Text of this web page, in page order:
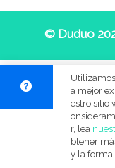
Idiomas del dudú
Cerrar
© Duduo
a mejor
estro sitio
r, lea
btener
y la forma